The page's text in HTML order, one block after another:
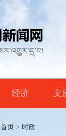
经济 文
首页 > 时政